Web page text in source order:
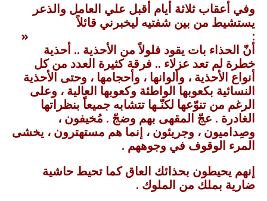
وفي أعقاب ثلاثة أيام أقبل علي العامل والذعر
يستشيط من بين شفتيه ليخبرني قائلاً
: «
أنّ الحذاء بات يقود فلولاً من الأحذية .. أحذية
خطرة لم تعد عزلاء .. فرقة كثيرة العدد من كل
أنواع الأحذية ، وألوانها ، وأحجامها ، وحتى الأحذية
النسائية بكعوبها الواطئة وكعوبها العالية ، وعلى
الرغم من تنوّعها لكنّـها تتشابه جميعاً بنظراتها
الغادرة . عجّ المقهى بهم وضجّ . مُخيفون ،
وصِداميون ، وجريئون ، إنما هم مستهترون ، يخشى
المرء الوقوف في وجوههم .
إنهم يحيطون بحذائك العاق كما تحيط حاشية
ضارية بملك من الملوك .